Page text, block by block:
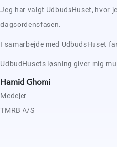
Jeg har valgt UdbudsHuset, hvor
dagsordensfasen.
I samarbejde med UdbudsHuset
UdbudHusets løsning giver mig
Hamid Ghomi
Medejer
TMRB A/S